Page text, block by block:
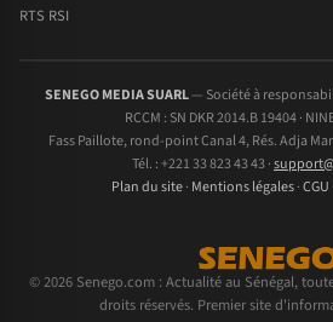
RTS RSI
SENEGO MEDIA SUARL— Société à
RCCM : SN DKR 2014.B 19404 ·
Fass Paillote, rond-point Canal 4, Rés. Adja
Tél. : +221 33 823 43 43 ·
Plan du site· Mentions légales·CGU
© 2026 Senego.com : Actualité au Sénégal,
droits réservés. Premier site